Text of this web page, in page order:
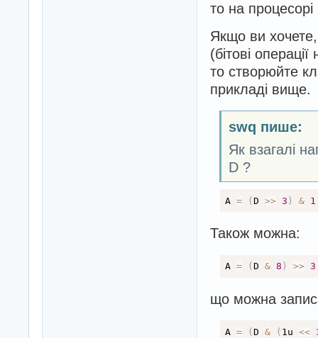
то на
Якщо ви
(бітові
то створюйте
прикладі вище.
swq пише:
Як взагалі
D ?
A = ( D >> 3 ) & 1
Також можна:
A = ( D & 8 ) >> 3
що можна
A = ( D & ( 1u <<